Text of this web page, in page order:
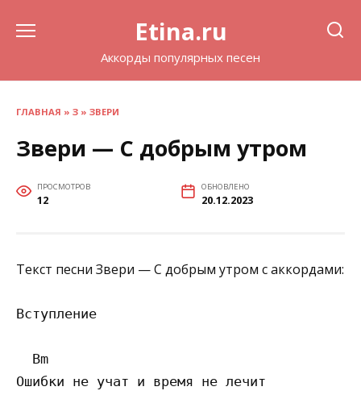
Etina.ru
Аккорды популярных песен
ГЛАВНАЯ » З » ЗВЕРИ
Звери — С добрым утром
ПРОСМОТРОВ
12
ОБНОВЛЕНО
20.12.2023
Текст песни Звери — С добрым утром с аккордами:
Вступление
  Bm
Ошибки не учат и время не лечит